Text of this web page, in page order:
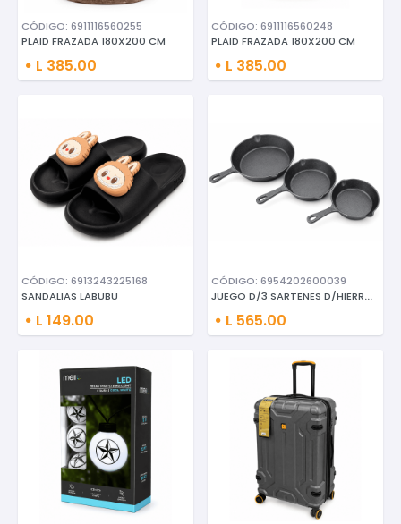
CÓDIGO: 6911116560255
PLAID FRAZADA 180X200 CM
L 385.00
CÓDIGO: 6911116560248
PLAID FRAZADA 180X200 CM
L 385.00
CÓDIGO: 6913243225168
SANDALIAS LABUBU
L 149.00
CÓDIGO: 6954202600039
JUEGO D/3 SARTENES D/HIERRO FU
L 565.00